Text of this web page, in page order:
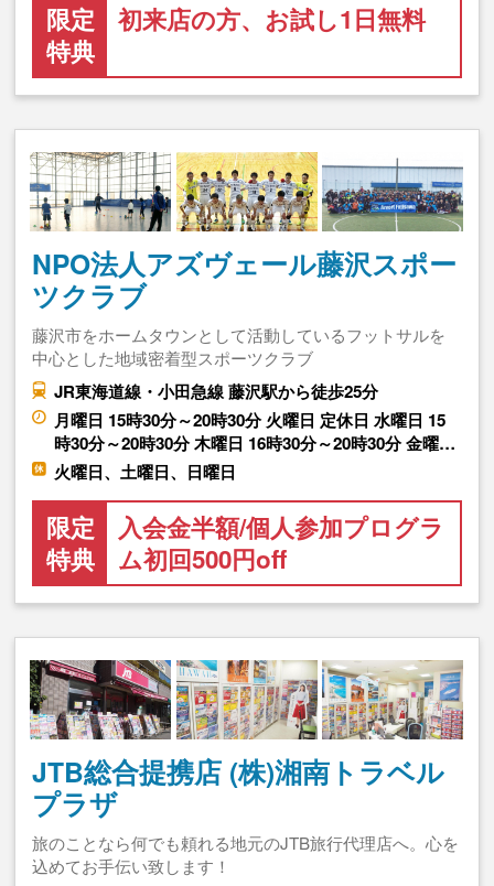
限定
特典
初来店の方、お試し1日無料
NPO法人アズヴェール藤沢スポー
ツクラブ
藤沢市をホームタウンとして活動しているフットサルを
中心とした地域密着型スポーツクラブ
JR東海道線・小田急線 藤沢駅から徒歩25分
月曜日 15時30分～20時30分 火曜日 定休日 水曜日 15
時30分～20時30分 木曜日 16時30分～20時30分 金曜…
火曜日、土曜日、日曜日
限定
特典
入会金半額/個人参加プログラ
ム初回500円off
JTB総合提携店 (株)湘南トラベル
プラザ
旅のことなら何でも頼れる地元のJTB旅行代理店へ。心を
込めてお手伝い致します！